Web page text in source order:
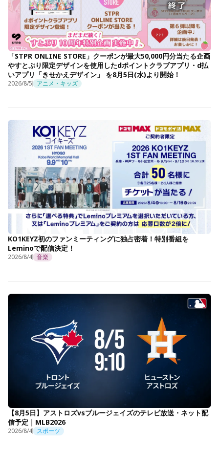
「STPR ONLINE STORE」クーポンが最大50,000円分当たる企画
やすとぷり限定デザインを使用したdポイントクラブアプリ・d払
いアプリ「きせかえデザイン」 を8月5日(水)より開始！
2026/8/5 アニメ・キッズ
KO1KEYZ初のファンミーティングに独占密着！特別番組を
Leminoで配信決定！
2026/8/4 音楽
【8月5日】アストロズvsブルージェイズのテレビ放送・ネット配
信予定｜MLB2026
2026/8/4 スポーツ